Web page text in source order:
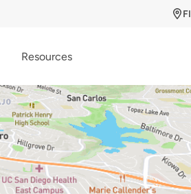
Resources